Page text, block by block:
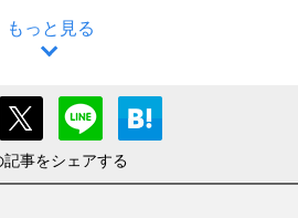
もっと見る
記事をシェアする